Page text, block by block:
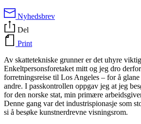
Nyhedsbrev
Del
Print
Av skattetekniske grunner er det uhyre
Enkeltpersonsforetaket mitt og jeg dro
forretningsreise til Los Angeles – for å glane
andre. I passkontrollen oppgav jeg at jeg
for den norske stat, min primære
Denne gang var det industrispionasje som
si å besøke kunstnerdrevne visningsrom.